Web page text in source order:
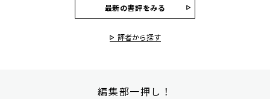
最新の書評をみる
評者から探す
編集部一押し！